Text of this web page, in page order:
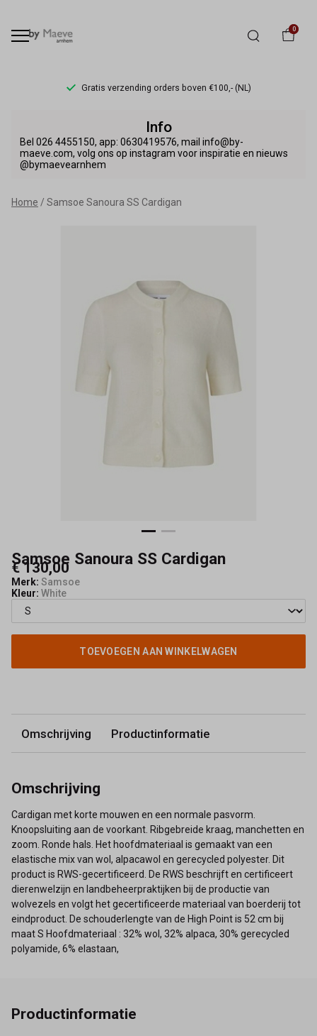
0
Gratis verzending orders boven €100,- (NL)
Sanoura
SS
Cardigan
Info
Bel 026 4455150, app: 0630419576, mail info@by-
maeve.com, volg ons op instagram voor inspiratie en nieuws
@bymaevearnhem
Home Samsoe Sanoura SS Cardigan
Samsoe Sanoura SS Cardigan
€ 130,00
Merk: Samsoe
Kleur: White
TOEVOEGEN AAN WINKELWAGEN
Omschrijving Productinformatie
Omschrijving
Cardigan met korte mouwen en een normale pasvorm.
Knoopsluiting aan de voorkant. Ribgebreide kraag, manchetten en
zoom. Ronde hals. Het hoofdmateriaal is gemaakt van een
elastische mix van wol, alpacawol en gerecycled polyester. Dit
product is RWS-gecertificeerd. De RWS beschrijft en certificeert
dierenwelzijn en landbeheerpraktijken bij de productie van
wolvezels en volgt het gecertificeerde materiaal van boerderij tot
eindproduct. De schouderlengte van de High Point is 52 cm bij
maat S Hoofdmateriaal : 32% wol, 32% alpaca, 30% gerecycled
polyamide, 6% elastaan,
Productinformatie